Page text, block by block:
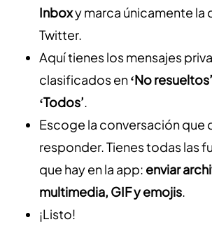
Inboxy marca únicamente la
Twitter.
Aquí tienes los mensajes
clasificados en‘No
‘Todos’.
Escoge la conversación que
responder. Tienes todas las
que hay en la app: enviar
multimedia, GIF y emojis.
¡Listo!